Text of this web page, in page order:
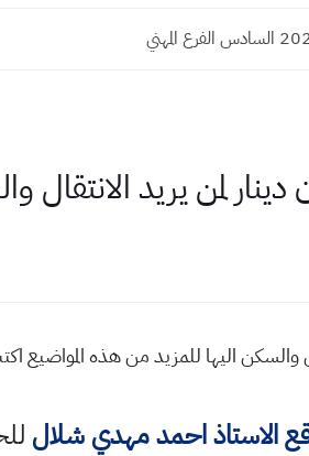
دينار لمن يريد الانتقال والسكن اليها للمزيد
الاستاذ احمد مهدي شلال